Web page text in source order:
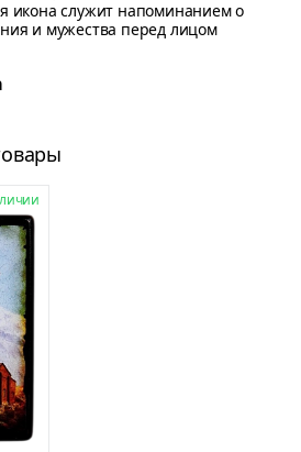
икона служит напоминанием о
и мужества перед лицом